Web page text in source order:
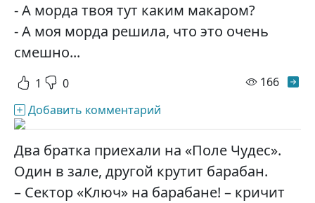
- А морда твоя тут каким макаром?
- А моя морда решила, что это очень
смешно...
1 0 166
Добавить комментарий
Два братка приехали на «Поле Чудес».
Один в зале, другой крутит барабан.
– Сектор «Ключ» на барабане! – кричит